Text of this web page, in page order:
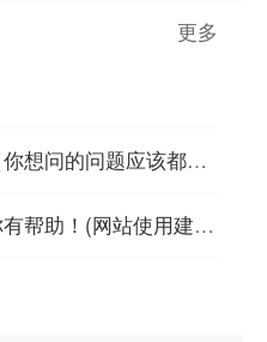
更多
网站会员关心问题问答（你想问的问题应该都在这里）
点开耐心看完，定会对你有帮助！(网站使用建议，也许你还真不知道)